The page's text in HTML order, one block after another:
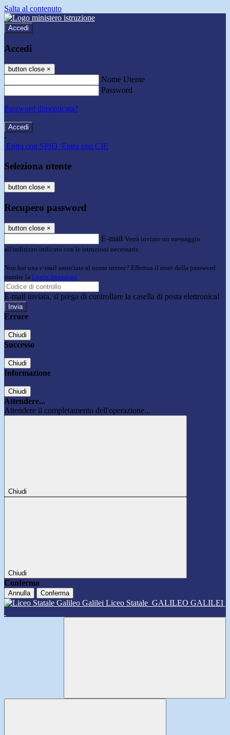
Salta al contenuto
Accedi
Accedi
button close ×
Nome Utente
Password
Password dimenticata?
-
Entra con SPID Entra con CIE
Seleziona utente
button close ×
Recupero password
button close ×
E-mail Verrà inviato un messaggio
all'indirizzo indicato con le istruzioni necessarie.
Non hai una e-mail associata al nome utente? Effettua il reset della password
tramite la Login Spaggiari
E-mail inviata, si prega di controllare la casella di posta elettronica!
Errore
Chiudi
Successo
Chiudi
Informazione
Chiudi
Attendere...
Attendere il completamento dell'operazione...
Chiudi
Chiudi
Conferma
Annulla Conferma
Liceo Statale GALILEO GALILEI